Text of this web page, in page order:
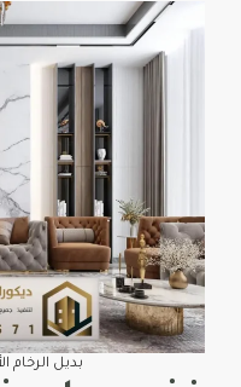
بديل الرخام